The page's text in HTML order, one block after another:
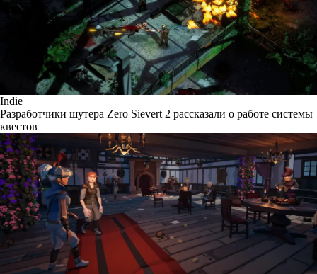
Indie
Разработчики шутера Zero Sievert 2 рассказали о работе системы
квестов